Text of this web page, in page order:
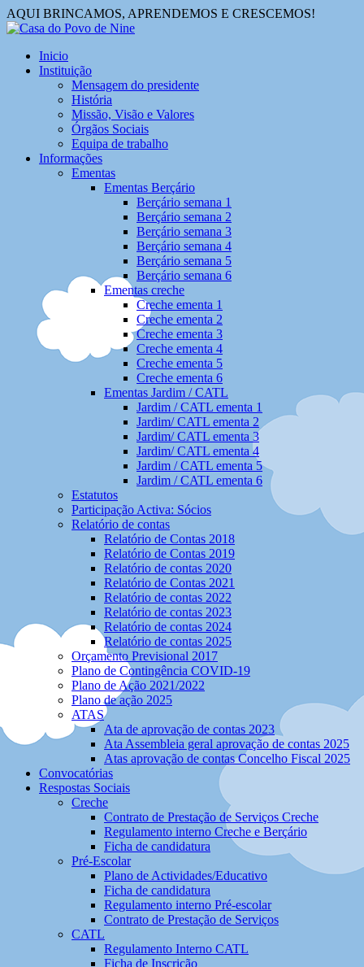
AQUI BRINCAMOS, APRENDEMOS E CRESCEMOS!
Inicio
Instituição
Mensagem do presidente
História
Missão, Visão e Valores
Órgãos Sociais
Equipa de trabalho
Informações
Ementas
Ementas Berçário
Berçário semana 1
Berçário semana 2
Berçário semana 3
Berçário semana 4
Berçário semana 5
Berçário semana 6
Ementas creche
Creche ementa 1
Creche ementa 2
Creche ementa 3
Creche ementa 4
Creche ementa 5
Creche ementa 6
Ementas Jardim / CATL
Jardim / CATL ementa 1
Jardim/ CATL ementa 2
Jardim/ CATL ementa 3
Jardim/ CATL ementa 4
Jardim / CATL ementa 5
Jardim / CATL ementa 6
Estatutos
Participação Activa: Sócios
Relatório de contas
Relatório de Contas 2018
Relatório de Contas 2019
Relatório de contas 2020
Relatório de Contas 2021
Relatório de contas 2022
Relatório de contas 2023
Relatório de contas 2024
Relatório de contas 2025
Orçamento Previsional 2017
Plano de Contingência COVID-19
Plano de Ação 2021/2022
Plano de ação 2025
ATAS
Ata de aprovação de contas 2023
Ata Assembleia geral aprovação de contas 2025
Atas aprovação de contas Concelho Fiscal 2025
Convocatórias
Respostas Sociais
Creche
Contrato de Prestação de Serviços Creche
Regulamento interno Creche e Berçário
Ficha de candidatura
Pré-Escolar
Plano de Actividades/Educativo
Ficha de candidatura
Regulamento interno Pré-escolar
Contrato de Prestação de Serviços
CATL
Regulamento Interno CATL
Ficha de Inscrição